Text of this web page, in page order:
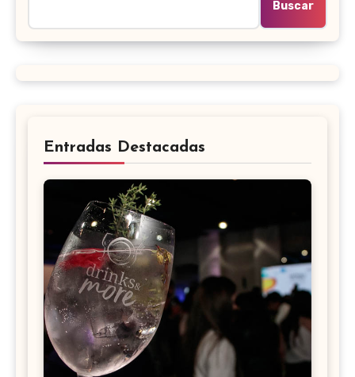
Buscar
Entradas Destacadas